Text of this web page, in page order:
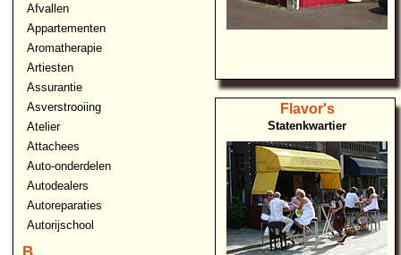
Afvallen
Appartementen
Aromatherapie
Artiesten
Assurantie
Asverstrooiing
Atelier
Attachees
Auto-onderdelen
Autodealers
Autoreparaties
Autorijschool
Flavor's
Statenkwartier